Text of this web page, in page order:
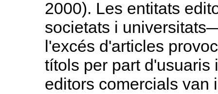
2000). Les entitats
societats i
l'excés d'articles
títols per part d'usuaris
editors comercials van